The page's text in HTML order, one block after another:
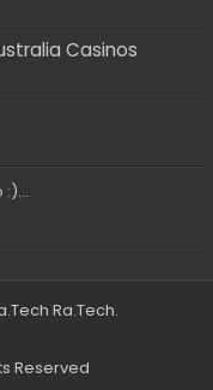
Casinos
:)...
Ra.Tech.
Reserved